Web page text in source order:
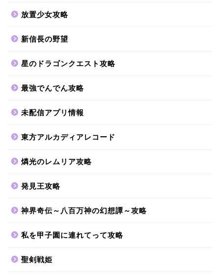
放置少女攻略
新信長の野望
星のドラゴンクエスト攻略
最強でんでん攻略
未配信アプリ情報
東方アルカディアレコード
燐光のレムリア攻略
発見王攻略
神界奇伝～八百万神の幻想譚～攻略
私を甲子園に連れてって攻略
聖剣戦姫